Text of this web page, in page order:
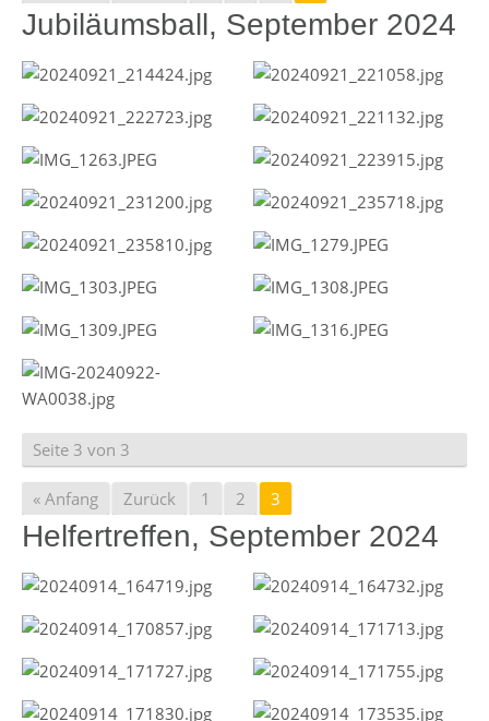
Jubiläumsball, September 2024
Seite 3 von 3
« Anfang Zurück 1 2 3
Helfertreffen, September 2024